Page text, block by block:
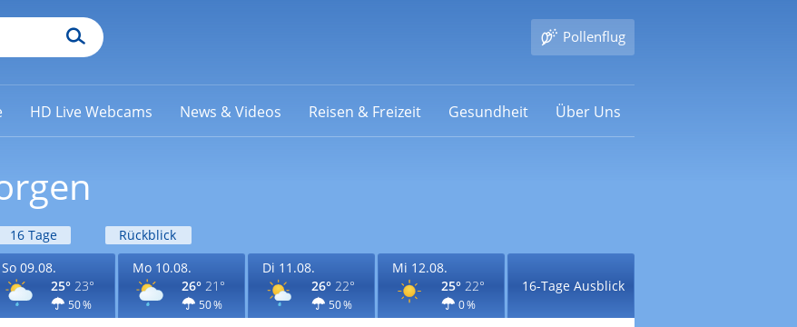
Pollenflug
HD Live Webcams News & Videos Reisen & Freizeit Gesundheit Über Uns
16 Tage
Rückblick
So 09.08.
25° 23°
50 %
Mo 10.08.
26° 21°
50 %
Di 11.08.
26° 22°
50 %
Mi 12.08.
25° 22°
0 %
16-Tage Ausblick